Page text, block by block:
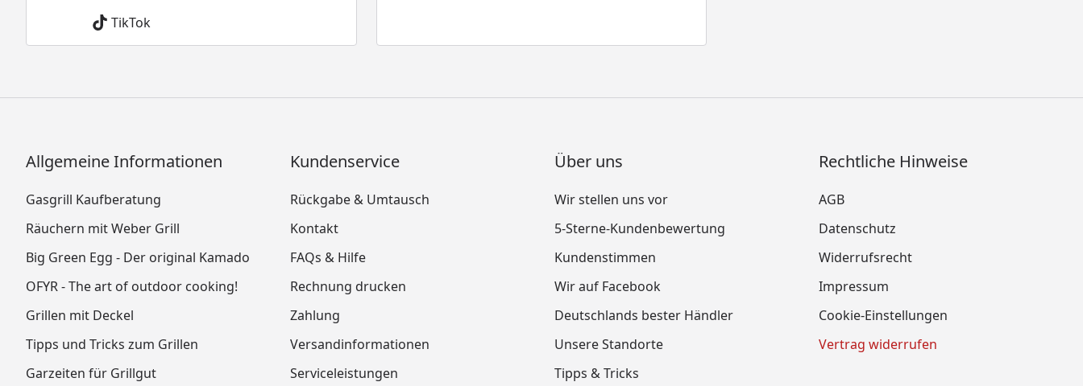
TikTok
Allgemeine Informationen
Gasgrill Kaufberatung
Räuchern mit Weber Grill
Big Green Egg - Der original Kamado
OFYR - The art of outdoor cooking!
Grillen mit Deckel
Tipps und Tricks zum Grillen
Garzeiten für Grillgut
Kundenservice
Rückgabe & Umtausch
Kontakt
FAQs & Hilfe
Rechnung drucken
Zahlung
Versandinformationen
Serviceleistungen
Über uns
Wir stellen uns vor
5-Sterne-Kundenbewertung
Kundenstimmen
Wir auf Facebook
Deutschlands bester Händler
Unsere Standorte
Tipps & Tricks
Rechtliche Hinweise
AGB
Datenschutz
Widerrufsrecht
Impressum
Cookie-Einstellungen
Vertrag widerrufen